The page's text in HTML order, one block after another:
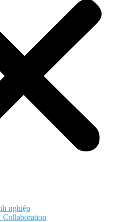
nghiệp